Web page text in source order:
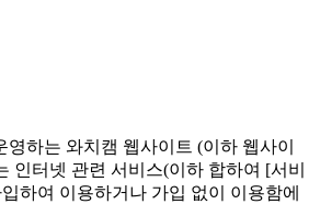
하는 와치캠 웹사이트 (이하 웹사이
인터넷 관련 서비스(이하 합하여 [서비
하여 이용하거나 가입 없이 이용함에